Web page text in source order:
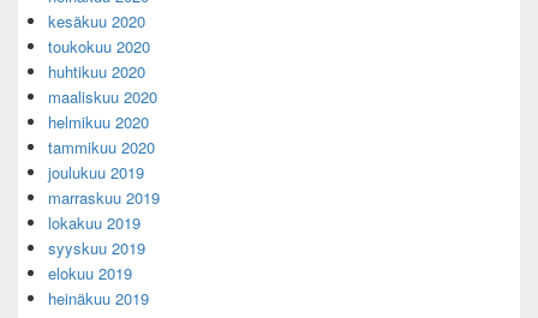
kesäkuu 2020
toukokuu 2020
huhtikuu 2020
maaliskuu 2020
helmikuu 2020
tammikuu 2020
joulukuu 2019
marraskuu 2019
lokakuu 2019
syyskuu 2019
elokuu 2019
heinäkuu 2019